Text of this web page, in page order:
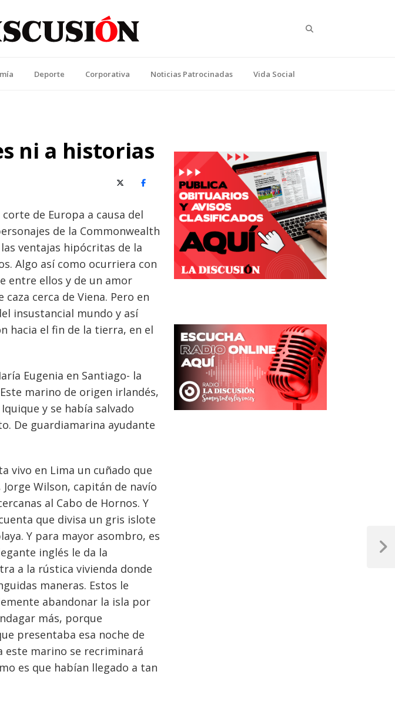
Deporte Corporativa Noticias Patrocinadas Vida Social
ni a historias
X (Twitter)Facebook
de Europa a causa del
de la Commonwealth
ventajas hipócritas de la
Algo así como ocurriera con
entre ellos y de un amor
cerca de Viena. Pero en
insustancial mundo y así
hacia el fin de la tierra, en el
Eugenia en Santiago- la
marino de origen irlandés,
y se había salvado
De guardiamarina ayudante
vivo en Lima un cuñado que
Wilson, capitán de navío
al Cabo de Hornos. Y
que divisa un gris islote
Y para mayor asombro, es
inglés le da la
a la rústica vivienda donde
maneras. Estos le
abandonar la isla por
más, porque
presentaba esa noche de
este marino se recriminará
es que habían llegado a tan
Next